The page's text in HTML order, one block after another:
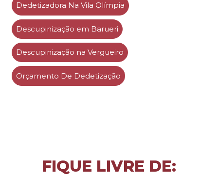
Dedetizadora Na Vila Olímpia
Descupinização em Barueri
Descupinização na Vergueiro
Orçamento De Dedetização
FIQUE LIVRE DE: